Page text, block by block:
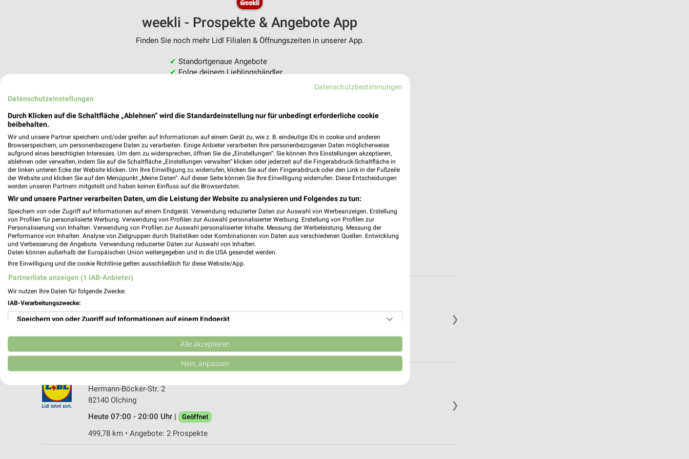
weekli - Prospekte & Angebote App
Finden Sie noch mehr Lidl Filialen & Öffnungszeiten in unserer App.
✔ Standortgenaue Angebote
✔Folge deinem Lieblingshändler
Push-Benachrichtigungen bei neuen Prospekten
Nutze weekli auch mobil – App jetzt laden oder QR-Code scannen.
❯
Lidl Maisach
82216 Maisach
502,03 km • Angebote: 2 Prospekte
❯
Hermann-Böcker-Str. 2
82140 Olching
Heute 07:00 - 20:00 Uhr |
Geöffnet
499,78 km • Angebote: 2 Prospekte
Datenschutzbestimmungen
Datenschutzeinstellungen
Durch Klicken auf die Schaltfläche „Ablehnen“ wird die Standardeinstellung nur für unbedingt erforderliche cookie
beibehalten.
Wir und unsere Partner speichern und/oder greifen auf Informationen auf einem Gerät zu, wie z. B. eindeutige IDs in cookie und anderen
Browserspeichern, um personenbezogene Daten zu verarbeiten. Einige Anbieter verarbeiten Ihre personenbezogenen Daten möglicherweise
aufgrund eines berechtigten Interesses. Um dem zu widersprechen, öffnen Sie die „Einstellungen“. Sie können Ihre Einstellungen akzeptieren,
ablehnen oder verwalten, indem Sie auf die Schaltfläche „Einstellungen verwalten“ klicken oder jederzeit auf die Fingerabdruck-Schaltfläche in
der linken unteren Ecke der Website klicken. Um Ihre Einwilligung zu widerrufen, klicken Sie auf den Fingerabdruck oder den Link in der Fußzeile
der Website und klicken Sie auf den Menüpunkt „Meine Daten“. Auf dieser Seite können Sie Ihre Einwilligung widerrufen. Diese Entscheidungen
werden unseren Partnern mitgeteilt und haben keinen Einfluss auf die Browserdaten.
Wir und unsere Partner verarbeiten Daten, um die Leistung der Website zu analysieren und Folgendes zu tun:
Speichern von oder Zugriff auf Informationen auf einem Endgerät. Verwendung reduzierter Daten zur Auswahl von Werbeanzeigen. Erstellung
von Profilen für personalisierte Werbung. Verwendung von Profilen zur Auswahl personalisierter Werbung. Erstellung von Profilen zur
Personalisierung von Inhalten. Verwendung von Profilen zur Auswahl personalisierter Inhalte. Messung der Werbeleistung. Messung der
Performance von Inhalten. Analyse von Zielgruppen durch Statistiken oder Kombinationen von Daten aus verschiedenen Quellen. Entwicklung
und Verbesserung der Angebote. Verwendung reduzierter Daten zur Auswahl von Inhalten.
Daten können außerhalb der Europäischen Union weitergegeben und in die USA gesendet werden.
Ihre Einwilligung und die cookie Richtlinie gelten ausschließlich für diese Website/App.
Partnerliste anzeigen (1 IAB-Anbieter)
Wir nutzen Ihre Daten für folgende Zwecke:
IAB-Verarbeitungszwecke:
Speichern von oder Zugriff auf Informationen auf einem Endgerät
Verwendung reduzierter Daten zur Auswahl von Werbeanzeigen
Erstellung von Profilen für personalisierte Werbung
Erstellung von Profilen zur Personalisierung von Inhalten
Verwendung von Profilen zur Auswahl personalisierter Inhalte
Alle akzeptieren
Nein, anpassen